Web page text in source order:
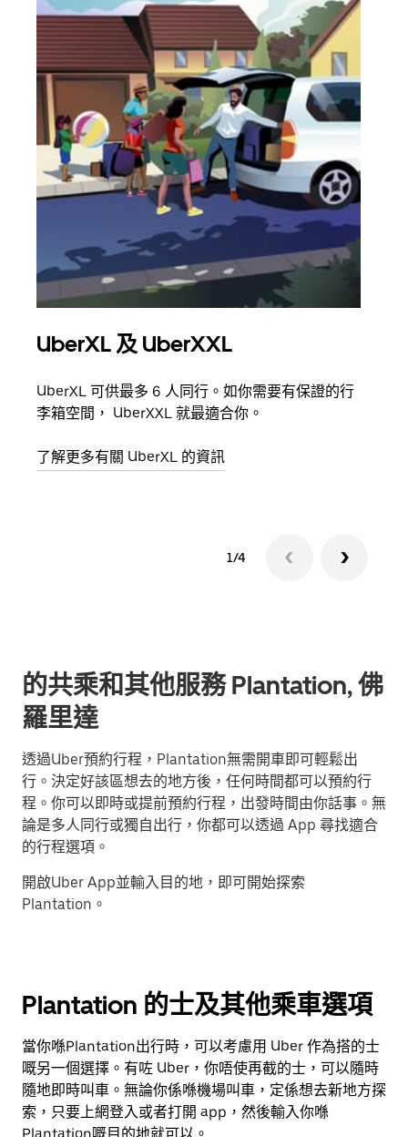
UberXL 及 UberXXL
UberXL 可供最多 6 人同行。如你需要有保證的行
李箱空間， UberXXL 就最適合你。
了解更多有關 UberXL 的資訊
1/4
的共乘和其他服務 Plantation, 佛
羅里達
透過Uber預約行程，Plantation無需開車即可輕鬆出
行。決定好該區想去的地方後，任何時間都可以預約行
程。你可以即時或提前預約行程，出發時間由你話事。無
論是多人同行或獨自出行，你都可以透過 App 尋找適合
的行程選項。
開啟Uber App並輸入目的地，即可開始探索
Plantation。
Plantation 的士及其他乘車選項
當你喺Plantation出行時，可以考慮用 Uber 作為搭的士
嘅另一個選擇。有咗 Uber，你唔使再截的士，可以隨時
隨地即時叫車。無論你係喺機場叫車，定係想去新地方探
索，只要上網登入或者打開 app，然後輸入你喺